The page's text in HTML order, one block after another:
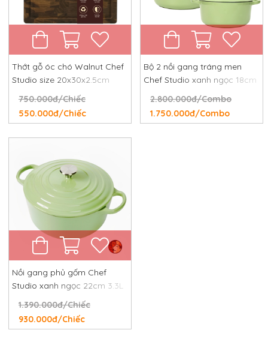
Thớt gỗ óc chó Walnut Chef
Studio size 20x30x2.5cm
750.000đ/Chiếc
550.000đ/Chiếc
Bộ 2 nồi gang tráng men
Chef Studio xanh ngọc 18cm
2.800.000đ/Combo
1.750.000đ/Combo
Nồi gang phủ gốm Chef
Studio xanh ngọc 22cm 3.3L
1.390.000đ/Chiếc
930.000đ/Chiếc